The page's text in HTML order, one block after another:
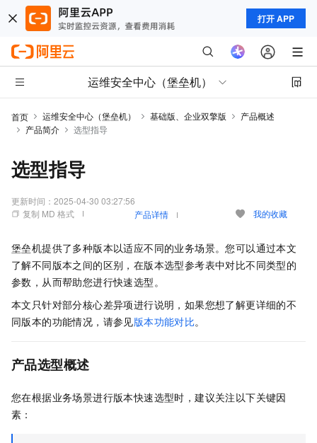
打开 APP
运维安全中心（堡垒机）
首页 运维安全中心（堡垒机） 基础版、企业双擎版
产品概述
产品简介
选型指导
选型指导
更新时间： 2025-04-30 03:27:56
复制 MD 格式
产品详情 我的收藏
堡垒机提供了多种版本以适应不同的业务场景。您可以通过本文
了解不同版本之间的区别，在版本选型参考表中对比不同类型的
参数，从而帮助您进行快速选型。
本文只针对部分核心差异项进行说明，如果您想了解更详细的不
同版本的功能情况，请参见版本功能对比。
产品选型概述
您在根据业务场景进行版本快速选型时，建议关注以下关键因
素：